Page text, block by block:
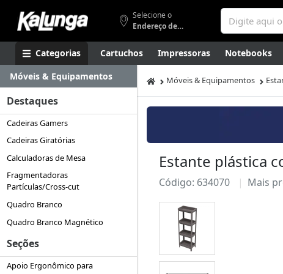
Selecione o
Endereço de entrega
Categorias Cartuchos Impressoras Notebooks
Apresentação Smartphones Artes Gamers
Móveis & Equipamentos
Destaques
Cadeiras Gamers
Cadeiras Giratórias
Calculadoras de Mesa
Fragmentadoras
Partículas/Cross-cut
Quadro Branco
Quadro Branco Magnético
Seções
Apoio Ergonômico para
Móveis & Equipamentos
Estante plástica
Código: 634070 Mais